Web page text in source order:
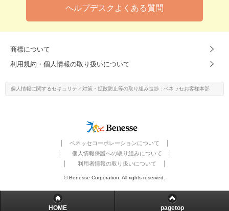
ヘルプデスクよくある質問
商標について
利用規約・個人情報の取り扱いについて
個人情報に関するセキュリティ対策・ 拡散防止等の取り組み進捗 : ベネッセお客様本部
ベネッセコーポレーションについて
個人情報保護への取り組みについて
利用者情報の取り扱いについて
© Benesse Corporation. All rights reserved.
HOME pagetop